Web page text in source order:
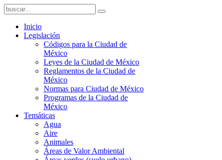
Inicio
Legislación
Códigos para la Ciudad de
México
Leyes de la Ciudad de México
Reglamentos de la Ciudad de
México
Normas para Ciudad de México
Programas de la Ciudad de
México
Temáticas
Agua
Aire
Animales
Áreas de Valor Ambiental